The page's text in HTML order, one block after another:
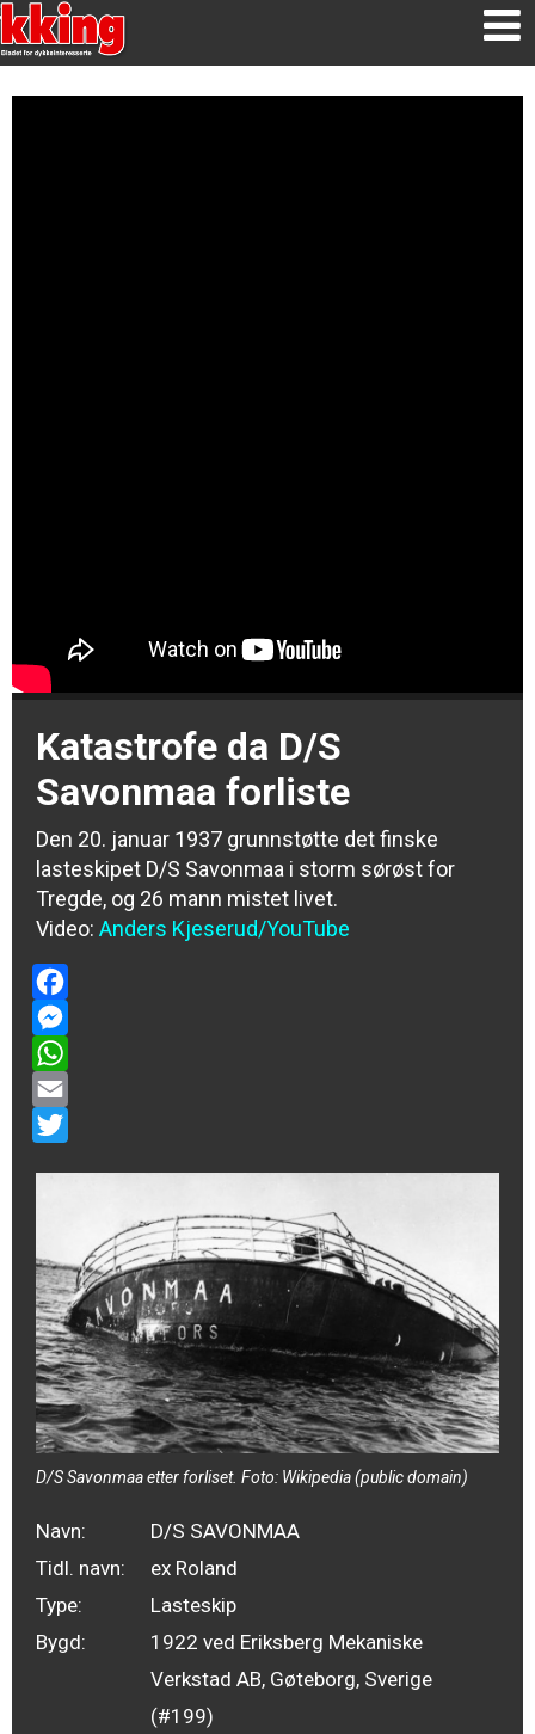
Katastrofe da D/S
Savonmaa forliste
Den 20. januar 1937 grunnstøtte det finske
lasteskipet D/S Savonmaa i storm sørøst for
Tregde, og 26 mann mistet livet.
Video: Anders Kjeserud/YouTube
Facebook
Messenger
WhatsApp
Email
D/S Savonmaa etter forliset. Foto: Wikipedia(public domain)
Navn:
D/S SAVONMAA
Tidl. navn:
ex Roland
Type:
Lasteskip
Bygd:
1922 ved Eriksberg Mekaniske
Verkstad AB, Gøteborg, Sverige
(#199)